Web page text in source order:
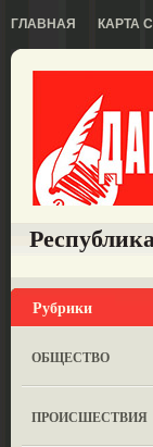
ГЛАВНАЯ КАРТА
Рубрики
ОБЩЕСТВО
ПРОИСШЕСТВИЯ